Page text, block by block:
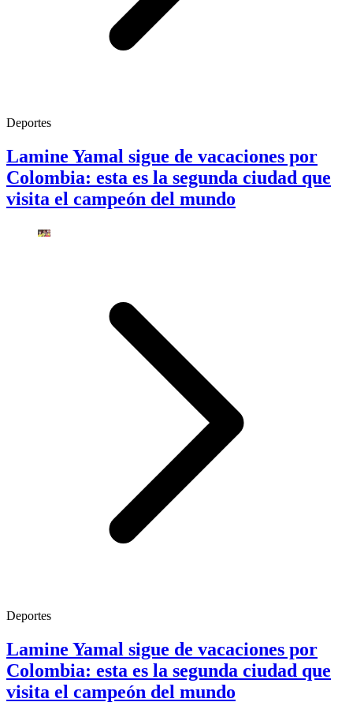
Deportes
Lamine Yamal sigue de vacaciones por
Colombia: esta es la segunda ciudad que
visita el campeón del mundo
Deportes
Lamine Yamal sigue de vacaciones por
Colombia: esta es la segunda ciudad que
visita el campeón del mundo